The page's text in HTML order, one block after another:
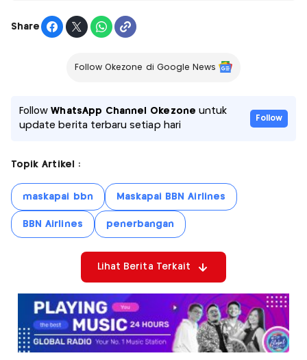
Share
Follow Okezone di Google News
FollowWhatsApp Channel Okezone untuk
update berita terbaru setiap hari
Follow
Topik Artikel :
maskapai bbn Maskapai BBN Airlines
BBN Airlines penerbangan
Lihat Berita Terkait